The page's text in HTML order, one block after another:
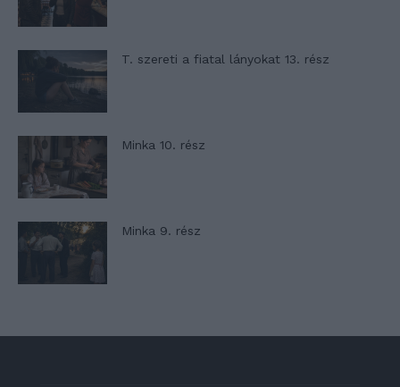
T. szereti a fiatal lányokat 13. rész
Minka 10. rész
Minka 9. rész